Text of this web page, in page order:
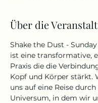
Über die
Shake the Dust -
ist eine transformative,
Praxis die die
Kopf und Körper stärkt.
uns auf eine Reise
Universum, in dem wir